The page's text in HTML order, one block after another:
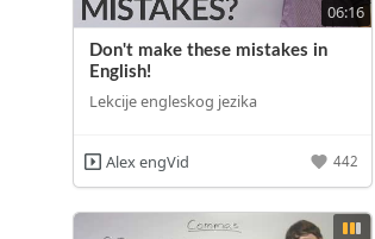
06:16
Don't make these mistakes in
English!
Lekcije engleskog jezika
Alex engVid 442